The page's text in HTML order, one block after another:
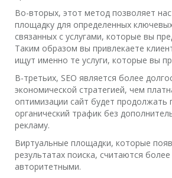
Во-вторых, этот метод позволяет
площадку для определенных
связанных с услугами, которые вы
Таким образом вы привлекаете
ищут именно те услуги, которые вы
В-третьих, SEO является более
экономической стратегией, чем
оптимизации сайт будет продолжать
органический трафик без
рекламу.
Виртуальные площадки, которые
результатах поиска, считаются
авторитетными.